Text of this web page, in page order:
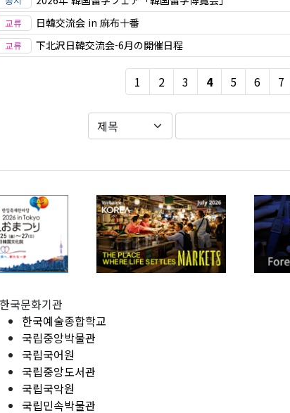
日韓交流会 in 麻布十番
下北沢日韓交流会-6月の開催日程
1 2 3 4 5 6 7
한국문화기관
한국예술종합학교
국립중앙박물관
국립국어원
국립중앙도서관
국립국악원
국립민속박물관